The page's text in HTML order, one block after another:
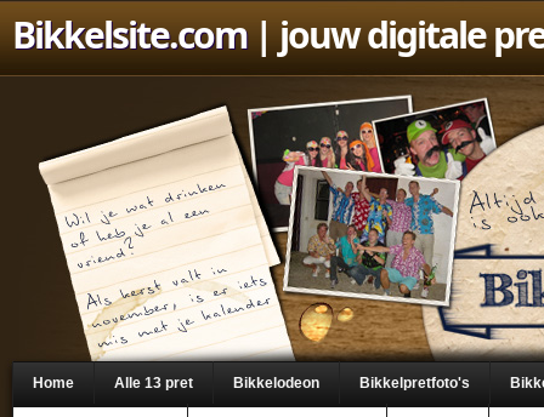
Bikkelsite.com| jouw digitale
Home Alle 13 pret Bikkelodeon Bikkelpretfoto's